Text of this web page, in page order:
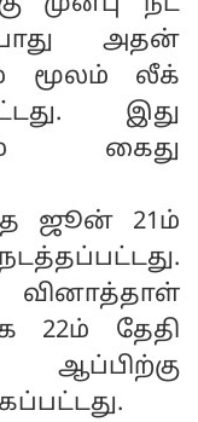
அதன்
மூலம் லீக்
இது
கைது
ஜூன் 21ம்
22ம் தேதி